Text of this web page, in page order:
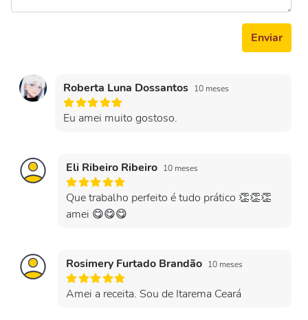
Enviar
Roberta Luna Dossantos 10 meses
Eu amei muito gostoso.
Eli Ribeiro Ribeiro 10 meses
Que trabalho perfeito é tudo prático 👏👏👏
amei 😋😋😋
Rosimery Furtado Brandão 10 meses
Amei a receita. Sou de Itarema Ceará